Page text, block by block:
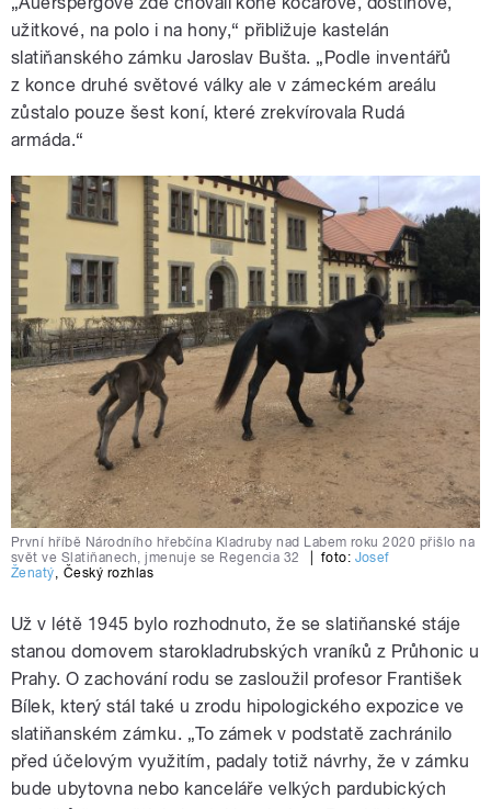
užitkové, na polo i na hony,“ přibližuje kastelán
slatiňanského zámku Jaroslav Bušta. „Podle inventářů
z konce druhé světové války ale v zámeckém areálu
zůstalo pouze šest koní, které zrekvírovala Rudá
armáda.“
První hříbě Národního hřebčína Kladruby nad Labem roku 2020 přišlo na
svět ve Slatiňanech, jmenuje se Regencia 32
foto: Josef
Ženatý, Český rozhlas
Už v létě 1945 bylo rozhodnuto, že se slatiňanské stáje
stanou domovem starokladrubských vraníků z Průhonic u
Prahy. O zachování rodu se zasloužil profesor František
Bílek, který stál také u zrodu hipologického expozice ve
slatiňanském zámku. „To zámek v podstatě zachránilo
před účelovým využitím, padaly totiž návrhy, že v zámku
bude ubytovna nebo kanceláře velkých pardubických